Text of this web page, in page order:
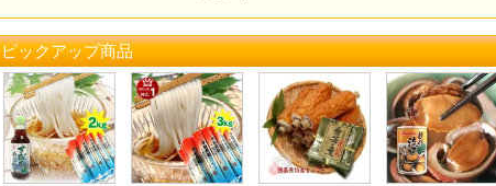
ピックアップ商品